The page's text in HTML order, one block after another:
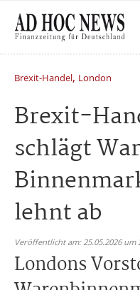
Brexit-Handel, London
Brexit-
schlägt
lehnt ab
Veröffentlicht am: 25.05.2026
Londons